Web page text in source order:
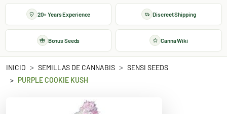
20+ Years Experience Discreet Shipping
Bonus Seeds Canna Wiki
INICIO SEMILLAS DE CANNABIS
SENSI SEEDS
PURPLE COOKIE KUSH